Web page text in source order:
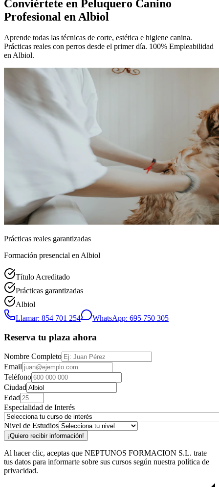
Conviértete en Peluquero Canino
Profesional en Albiol
Aprende todas las técnicas de corte, estética e higiene canina.
Prácticas reales con perros desde el primer día. 100% Empleabilidad
en Albiol.
Prácticas reales garantizadas
Formación presencial en Albiol
Título Acreditado
Prácticas garantizadas
Albiol
Llamar: 854 701 254
WhatsApp: 695 750 305
Reserva tu plaza ahora
Nombre Completo
Email
Teléfono
Ciudad
Edad
Especialidad de Interés
Nivel de Estudios
¡Quiero recibir información!
Al hacer clic, aceptas que NEPTUNOS FORMACION S.L. trate
tus datos para informarte sobre sus cursos según nuestra política de
privacidad.